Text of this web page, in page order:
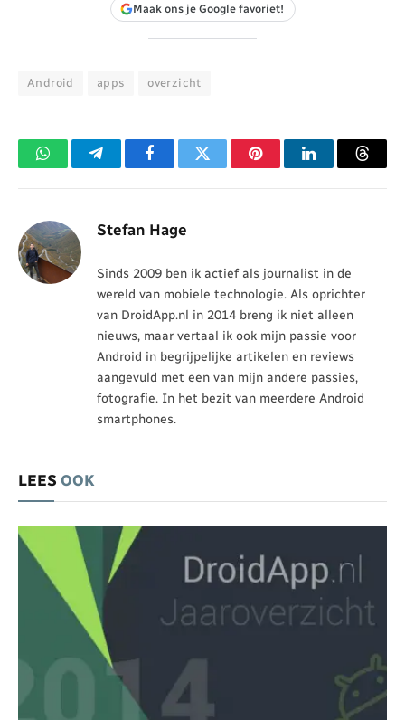
Maak ons je Google favoriet!
Android apps overzicht
WhatsAppTelegramFacebookTwitter PinterestLinkedIn
Stefan Hage
Sinds 2009 ben ik actief als journalist in de
wereld van mobiele technologie. Als oprichter
van DroidApp.nl in 2014 breng ik niet alleen
nieuws, maar vertaal ik ook mijn passie voor
Android in begrijpelijke artikelen en reviews
aangevuld met een van mijn andere passies,
fotografie. In het bezit van meerdere Android
smartphones.
LEES OOK